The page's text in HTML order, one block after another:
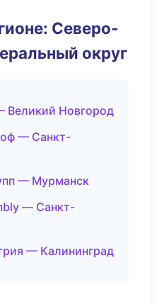
Северо-
округ
Великий Новгород
— Санкт-
— Мурманск
— Санкт-
— Калининград